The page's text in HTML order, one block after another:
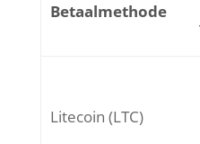
Betaalmethode
Litecoin (LTC)